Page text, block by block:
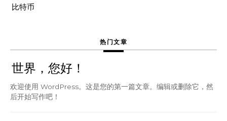
比特币
热门文章
世界，您好！
欢迎使用 WordPress。这是您的第一篇文章。编辑或删除它，然
后开始写作吧！